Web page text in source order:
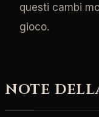
questi cambi
gioco.
NOTE